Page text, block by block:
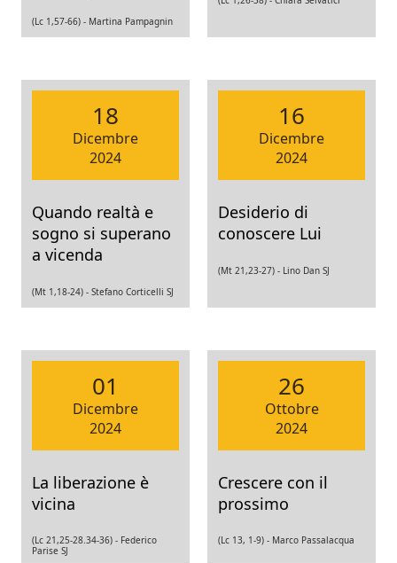
(Lc 1,57-66) - Martina Pampagnin
18
Dicembre
2024
Quando realtà e
sogno si superano
a vicenda
(Mt 1,18-24) - Stefano Corticelli SJ
16
Dicembre
2024
Desiderio di
conoscere Lui
(Mt 21,23-27) - Lino Dan SJ
01
Dicembre
2024
La liberazione è
vicina
(Lc 21,25-28.34-36) - Federico
Parise SJ
26
Ottobre
2024
Crescere con il
prossimo
(Lc 13, 1-9) - Marco Passalacqua